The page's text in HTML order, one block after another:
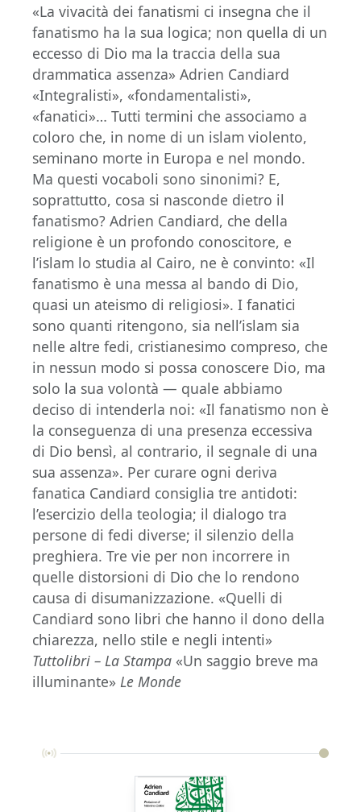
«La vivacità dei fanatismi ci insegna che il
fanatismo ha la sua logica; non quella di un
eccesso di Dio ma la traccia della sua
drammatica assenza» Adrien Candiard
«Integralisti», «fondamentalisti»,
«fanatici»… Tutti termini che associamo a
coloro che, in nome di un islam violento,
seminano morte in Europa e nel mondo.
Ma questi vocaboli sono sinonimi? E,
soprattutto, cosa si nasconde dietro il
fanatismo? Adrien Candiard, che della
religione è un profondo conoscitore, e
l’islam lo studia al Cairo, ne è convinto: «Il
fanatismo è una messa al bando di Dio,
quasi un ateismo di religiosi». I fanatici
sono quanti ritengono, sia nell’islam sia
nelle altre fedi, cristianesimo compreso, che
in nessun modo si possa conoscere Dio, ma
solo la sua volontà — quale abbiamo
deciso di intenderla noi: «Il fanatismo non è
la conseguenza di una presenza eccessiva
di Dio bensì, al contrario, il segnale di una
sua assenza». Per curare ogni deriva
fanatica Candiard consiglia tre antidoti:
l’esercizio della teologia; il dialogo tra
persone di fedi diverse; il silenzio della
preghiera. Tre vie per non incorrere in
quelle distorsioni di Dio che lo rendono
causa di disumanizzazione. «Quelli di
Candiard sono libri che hanno il dono della
chiarezza, nello stile e negli intenti»
Tuttolibri – La Stampa «Un saggio breve ma
illuminante» Le Monde